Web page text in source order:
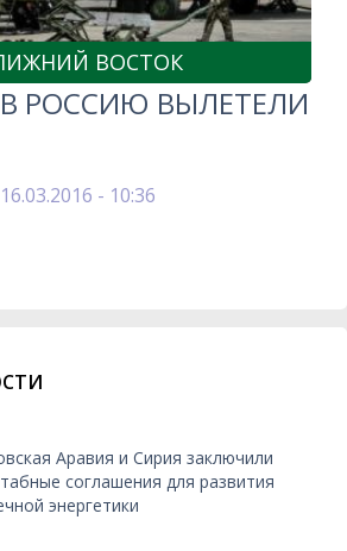
ВОСТОК
РОССИЮ ВЫЛЕТЕЛИ
16.03.2016 - 10:36
Аравия и Сирия заключили
соглашения для развития
энергетики